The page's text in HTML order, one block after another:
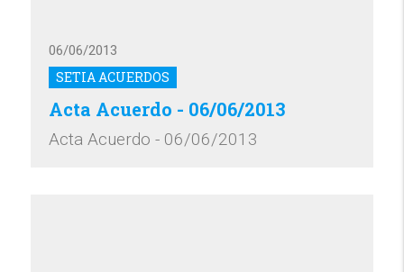
SETIA ACUERDOS
06/06/2013
Acta Acuerdo - 06/06/2013
Acta Acuerdo - 06/06/2013